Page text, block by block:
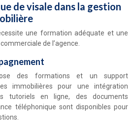
de visale dans la gestion
une formation adéquate et une
de l’agence.
des formations et un support
immobilières pour une intégration
tutoriels en ligne, des documents
téléphonique sont disponibles pour